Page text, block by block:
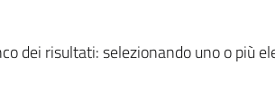
dei risultati: selezionando uno o più